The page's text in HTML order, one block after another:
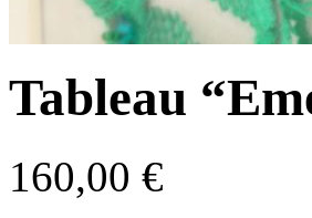
Tableau
160,00 €